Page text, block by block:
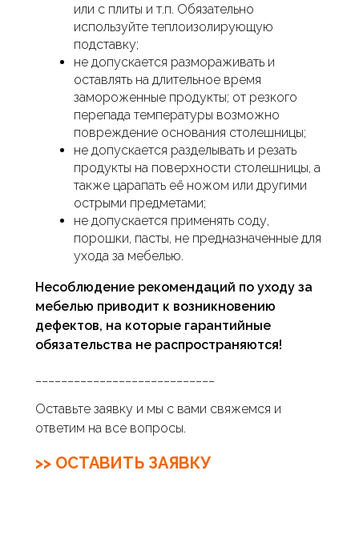
или с плиты и т.п. Обязательно
используйте теплоизолирующую
подставку;
не допускается размораживать и
оставлять на длительное время
замороженные продукты; от резкого
перепада температуры возможно
повреждение основания столешницы;
не допускается разделывать и резать
продукты на поверхности столешницы, а
также царапать её ножом или другими
острыми предметами;
не допускается применять соду,
порошки, пасты, не предназначенные для
ухода за мебелью.
Несоблюдение рекомендаций по уходу за
мебелью приводит к возникновению
дефектов, на которые гарантийные
обязательства не распространяются!
Оставьте заявку и мы с вами свяжемся и
ответим на все вопросы.
>> ОСТАВИТЬ ЗАЯВКУ